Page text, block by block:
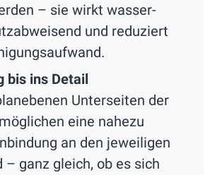
– sie wirkt wasser-
und reduziert
bis ins Detail
Unterseiten der
eine nahezu
an den jeweiligen
– ganz gleich, ob es sich